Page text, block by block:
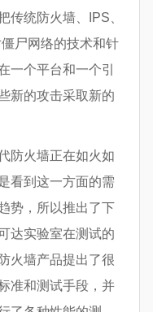
传统防火墙、IPS、
尸网络的技术和针
一个平台和一个引
新的攻击采取新的
防火墙正在如火如
看到这一方面的需
势，所以推出了下
达实验室在测试的
火墙产品提出了很
准和测试手段，并